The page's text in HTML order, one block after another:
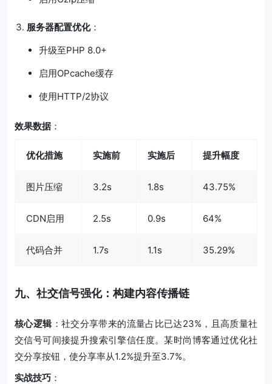
服务器配置优化：
升级至PHP 8.0+
启用OPcache缓存
使用HTTP/2协议
效果数据 ：
优化措施 实施前 实施后 提升幅度
图片压缩 3.2s 1.8s 43.75%
CDN启用 2.5s 0.9s 64%
代码合并 1.7s 1.1s 35.29%
九、社交信号强化：构建内容传播链
核心逻辑：社交分享带来的流量占比已达23%，且高质量社
交信号可间接提升搜索引擎信任度。某时尚博客通过优化社
交分享按钮，使分享率从1.2%提升至3.7%。
实战技巧 ：